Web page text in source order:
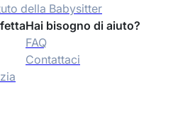
della Babysitter
Hai bisogno di aiuto?
FAQ
Contattaci